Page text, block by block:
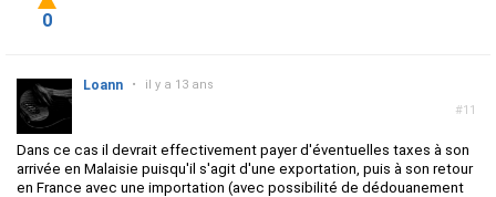
0
#11
Loann • il y a 13 ans
Dans ce cas il devrait effectivement payer d'éventuelles taxes à son
arrivée en Malaisie puisqu'il s'agit d'une exportation, puis à son retour
en France avec une importation (avec possibilité de dédouanement